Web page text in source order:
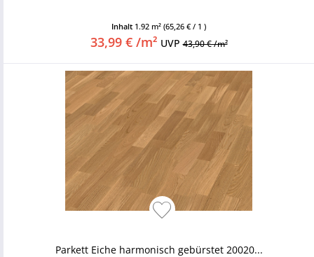
Inhalt 1.92 m² (65,26 € / 1 )
33,99 € /m² UVP43,90 € /m²
Parkett Eiche harmonisch gebürstet 20020...